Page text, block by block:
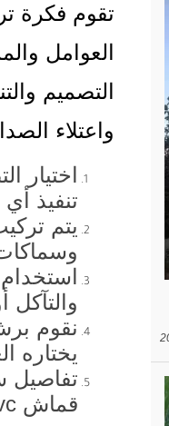
تقوم فكرة
العوامل
التصميم
واعتلاء
اختيار
تنفيذ
يتم
والتآكل
نقوم
يختاره
تفاصيل
قماش pvc والبولي إيثلين .